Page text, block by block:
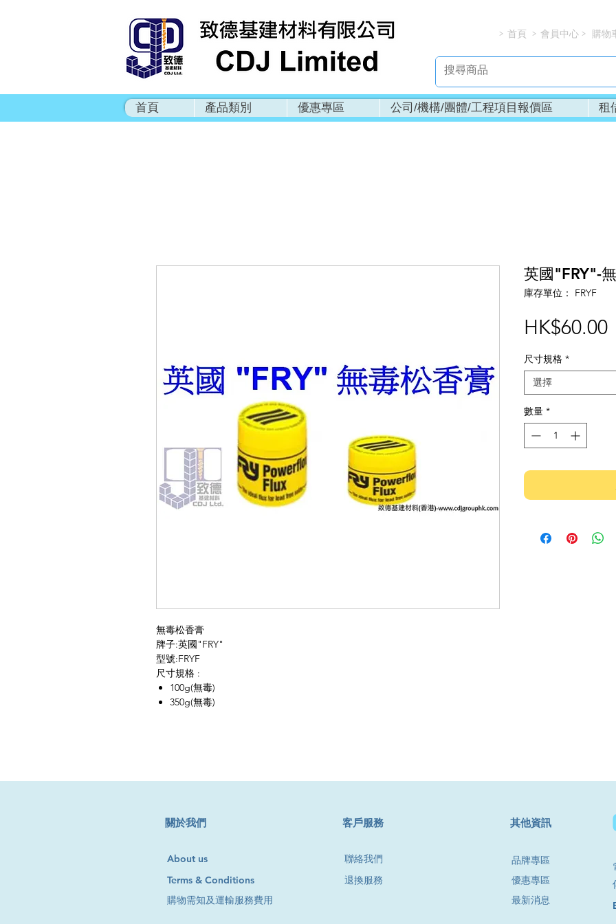
> > >
首頁 會員中心 購物
首頁 產品類別 優惠專區 公司/機構/團體/工程項目報價區 租
無毒松香膏
牌子:英國"FRY"
型號:FRYF
尺寸規格 :
100g(無毒)
350g(無毒)
英國"FRY"-
庫存單位： FRYF
HK$60.00價
尺寸規格 *
選擇
數量 *
​關於我們
About us
Terms & Conditions
​客戶服務
聯絡我們
退換服務
購物需知及運輸服務費用
其他資訊
品牌專區
優惠專區
最新消息